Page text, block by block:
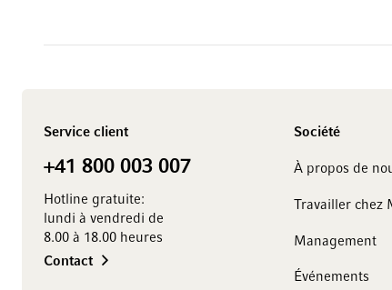
Service client
+41 800 003 007
Hotline gratuite:
lundi à vendredi de
8.00 à 18.00 heures
Contact
Société
À propos de
Travailler chez
Management
Événements